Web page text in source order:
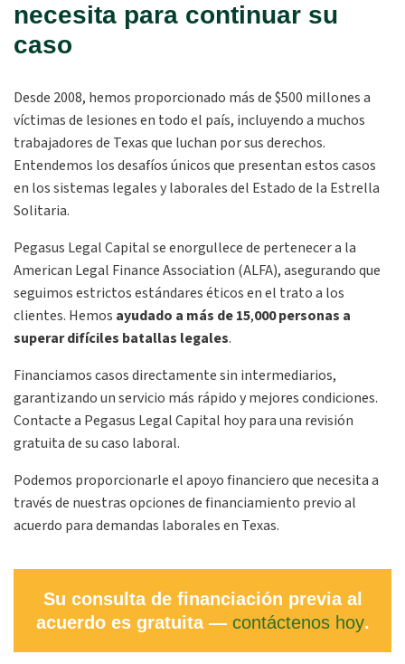
necesita para continuar su
caso
Desde 2008, hemos proporcionado más de $500 millones a
víctimas de lesiones en todo el país, incluyendo a muchos
trabajadores de Texas que luchan por sus derechos.
Entendemos los desafíos únicos que presentan estos casos
en los sistemas legales y laborales del Estado de la Estrella
Solitaria.
Pegasus Legal Capital se enorgullece de pertenecer a la
American Legal Finance Association (ALFA), asegurando que
seguimos estrictos estándares éticos en el trato a los
clientes. Hemos ayudado a más de 15,000 personas a
superar difíciles batallas legales.
Financiamos casos directamente sin intermediarios,
garantizando un servicio más rápido y mejores condiciones.
Contacte a Pegasus Legal Capital hoy para una revisión
gratuita de su caso laboral.
Podemos proporcionarle el apoyo financiero que necesita a
través de nuestras opciones de financiamiento previo al
acuerdo para demandas laborales en Texas.
Su consulta de financiación previa al
acuerdo es gratuita — contáctenos hoy.